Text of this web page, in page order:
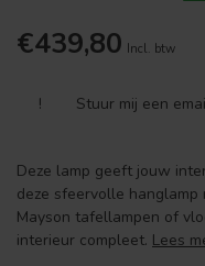
€439,80 Incl. btw
! Stuur mij een
Deze lamp geeft jouw
deze sfeervolle hanglamp
Mayson tafellampen of
interieur compleet. Lees